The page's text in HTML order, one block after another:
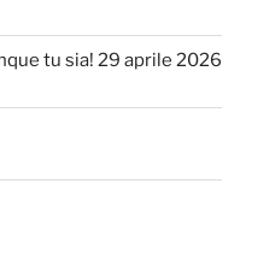
tu sia! 29 aprile 2026